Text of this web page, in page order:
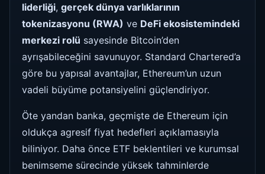
liderliği, gerçek dünya varlıklarının
tokenizasyonu (RWA) ve DeFi ekosistemindeki
merkezi rolü sayesinde Bitcoin’den
ayrışabileceğini savunuyor. Standard Chartered’a
göre bu yapısal avantajlar, Ethereum’un uzun
vadeli büyüme potansiyelini güçlendiriyor.
Öte yandan banka, geçmişte de Ethereum için
oldukça agresif fiyat hedefleri açıklamasıyla
biliniyor. Daha önce ETF beklentileri ve kurumsal
benimseme sürecinde yüksek tahminlerde